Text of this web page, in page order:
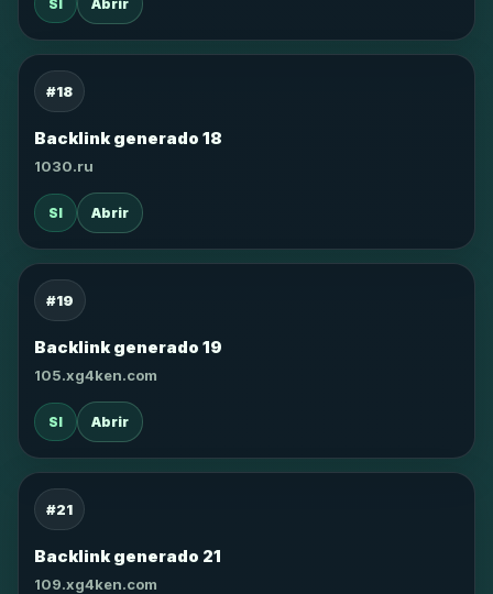
SI Abrir
#18
Backlink generado 18
1030.ru
SI Abrir
#19
Backlink generado 19
105.xg4ken.com
SI Abrir
#21
Backlink generado 21
109.xg4ken.com